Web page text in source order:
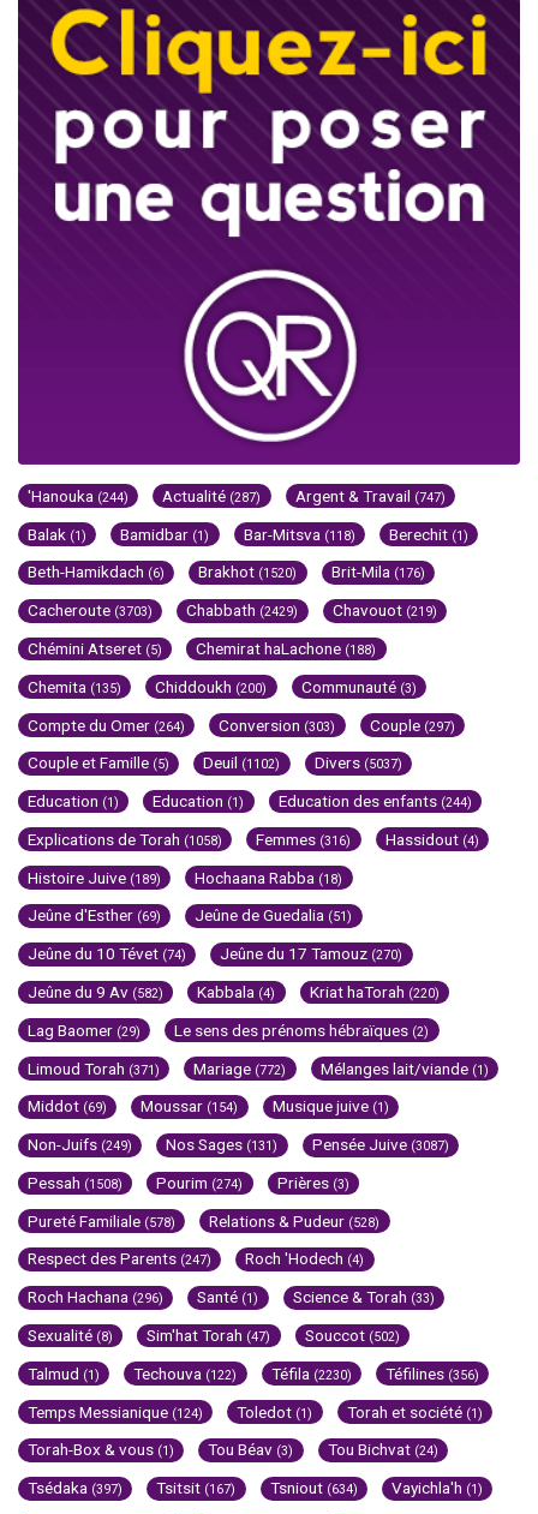
'Hanouka (244) Actualité (287) Argent & Travail (747)
Balak (1) Bamidbar (1) Bar-Mitsva (118) Berechit (1)
Beth-Hamikdach (6) Brakhot (1520) Brit-Mila (176)
Cacheroute (3703) Chabbath (2429) Chavouot (219)
Chémini Atseret (5) Chemirat haLachone (188)
Chemita (135) Chiddoukh (200) Communauté (3)
Compte du Omer (264) Conversion (303) Couple (297)
Couple et Famille (5) Deuil (1102) Divers (5037)
Education (1) Education (1) Education des enfants (244)
Explications de Torah (1058) Femmes (316) Hassidout (4)
Histoire Juive (189) Hochaana Rabba (18)
Jeûne d'Esther (69) Jeûne de Guedalia (51)
Jeûne du 10 Tévet (74) Jeûne du 17 Tamouz (270)
Jeûne du 9 Av (582) Kabbala (4) Kriat haTorah (220)
Lag Baomer (29) Le sens des prénoms hébraïques (2)
Limoud Torah (371) Mariage (772) Mélanges lait/viande (1)
Middot (69) Moussar (154) Musique juive (1)
Non-Juifs (249) Nos Sages (131) Pensée Juive (3087)
Pessah (1508) Pourim (274) Prières (3)
Pureté Familiale (578) Relations & Pudeur (528)
Respect des Parents (247) Roch 'Hodech (4)
Roch Hachana (296) Santé (1) Science & Torah (33)
Sexualité (8) Sim'hat Torah (47) Souccot (502)
Talmud (1) Techouva (122) Téfila (2230) Téfilines (356)
Temps Messianique (124) Toledot (1) Torah et société (1)
Torah-Box & vous (1) Tou Béav (3) Tou Bichvat (24)
Tsédaka (397) Tsitsit (167) Tsniout (634) Vayichla'h (1)